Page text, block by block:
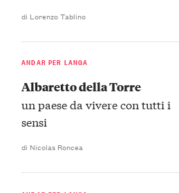
di Lorenzo Tablino
ANDAR PER LANGA
Albaretto della Torre
un paese da vivere con tutti i
sensi
di Nicolas Roncea